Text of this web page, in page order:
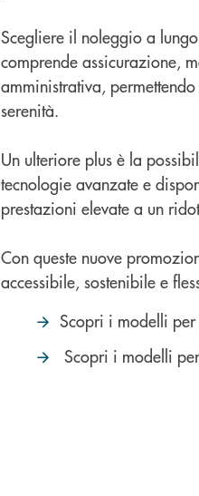
Scegliere il noleggio a
comprende assicurazione,
amministrativa,
serenità.
Un ulteriore plus è la
tecnologie avanzate e
prestazioni elevate a un
Con queste nuove
accessibile, sostenibile e
Scopri i modelli per
Scopri i modelli